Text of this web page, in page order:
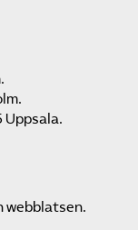
Uppsala.
webblatsen.